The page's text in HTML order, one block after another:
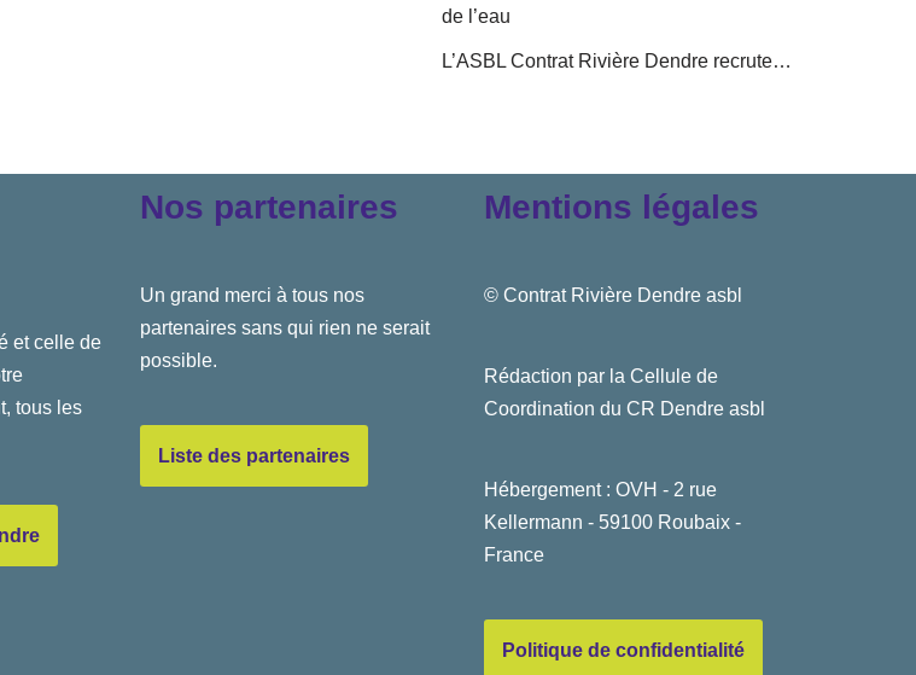
de l’eau
L’ASBL Contrat Rivière Dendre recrute…
et celle de
tous les
Nos partenaires
Un grand merci à tous nos
partenaires sans qui rien ne serait
possible.
Liste des partenaires
Mentions légales
© Contrat Rivière Dendre asbl
Rédaction par la Cellule de
Coordination du CR Dendre asbl
Hébergement : OVH - 2 rue
Kellermann - 59100 Roubaix -
France
Politique de confidentialité